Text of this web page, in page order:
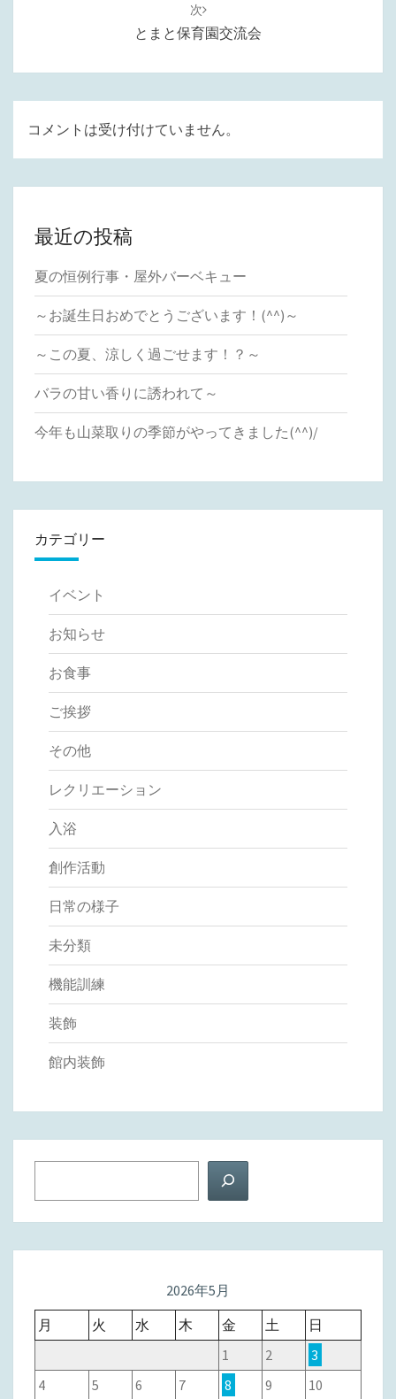
次
とまと保育園交流会
コメントは受け付けていません。
最近の投稿
夏の恒例行事・屋外バーベキュー
～お誕生日おめでとうございます！(^^)～
～この夏、涼しく過ごせます！？～
バラの甘い香りに誘われて～
今年も山菜取りの季節がやってきました(^^)/
カテゴリー
イベント
お知らせ
お食事
ご挨拶
その他
レクリエーション
入浴
創作活動
日常の様子
未分類
機能訓練
装飾
館内装飾
2026年5月
月
火 水 木 金 土
日
1
2
3
4
5 6 7 8 9 10